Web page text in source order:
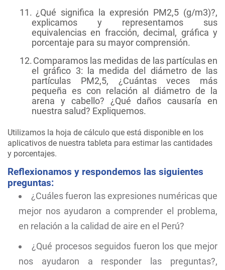
11. ¿Qué significa la expresión PM2,5 (g/m3)?,
explicamos y representamos sus
equivalencias en fracción, decimal, gráfica y
porcentaje para su mayor comprensión.
12. Comparamos las medidas de las partículas en
el gráfico 3: la medida del diámetro de las
partículas PM2,5, ¿Cuántas veces más
pequeña es con relación al diámetro de la
arena y cabello? ¿Qué daños causaría en
nuestra salud? Expliquemos.
Utilizamos la hoja de cálculo que está disponible en los
aplicativos de nuestra tableta para estimar las cantidades
y porcentajes.
Reflexionamos y respondemos las siguientes
preguntas:
¿Cuáles fueron las expresiones numéricas que
mejor nos ayudaron a comprender el problema,
en relación a la calidad de aire en el Perú?
¿Qué procesos seguidos fueron los que mejor
nos ayudaron a responder las preguntas?,